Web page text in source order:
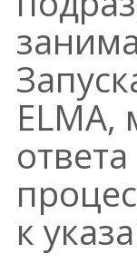
ELMA,
к